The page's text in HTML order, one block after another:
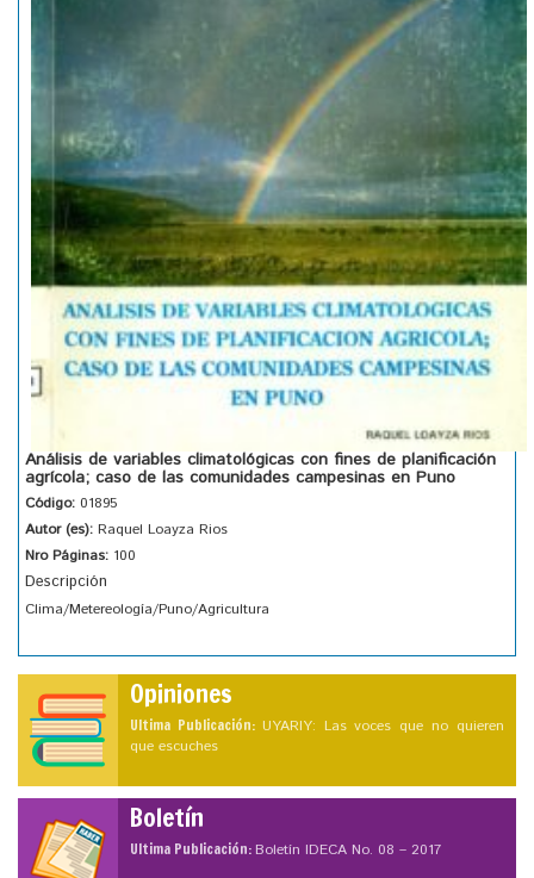
Análisis de variables climatológicas con fines de planificación
agrícola; caso de las comunidades campesinas en Puno
Código: 01895
Autor (es): Raquel Loayza Rios
Nro Páginas: 100
Descripción
Clima/Metereología/Puno/Agricultura
Opiniones
Ultima Publicación: UYARIY: Las voces que no quieren
que escuches
Boletín
Ultima Publicación:Boletín IDECA No. 08 – 2017